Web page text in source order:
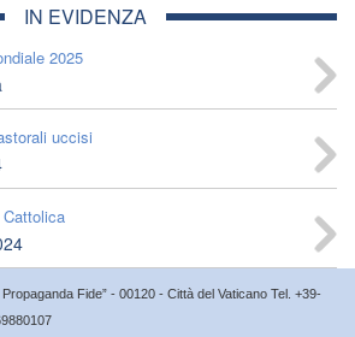
IN EVIDENZA
2025
uccisi
Fide” - 00120 - Città del Vaticano Tel. +39-